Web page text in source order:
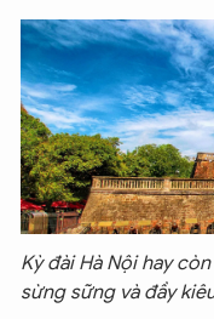
Kỳ đài Hà Nội hay
sừng sững và đầy